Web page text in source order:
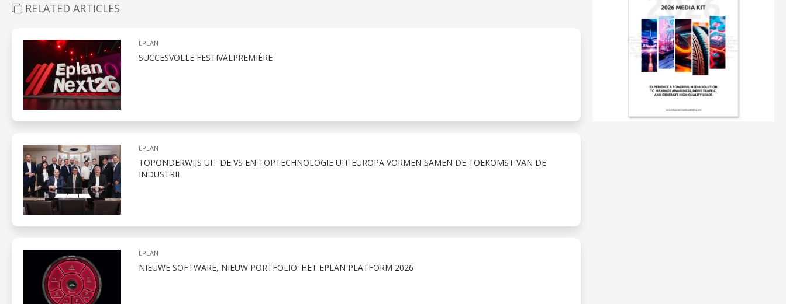
RELATED ARTICLES
EPLAN
SUCCESVOLLE FESTIVALPREMIÈRE
EPLAN
TOPONDERWIJS UIT DE VS EN TOPTECHNOLOGIE UIT EUROPA VORMEN SAMEN DE TOEKOMST VAN DE
INDUSTRIE
EPLAN
NIEUWE SOFTWARE, NIEUW PORTFOLIO: HET EPLAN PLATFORM 2026